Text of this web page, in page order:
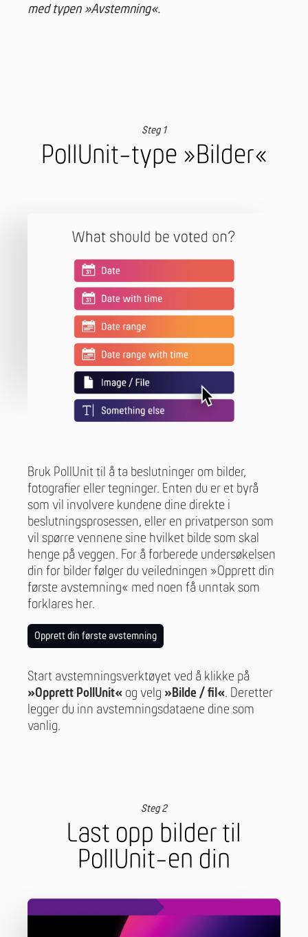
med typen »Avstemning«.
Steg 1
PollUnit-type »Bilder«
Bruk PollUnit til å ta beslutninger om bilder,
fotografier eller tegninger. Enten du er et byrå
som vil involvere kundene dine direkte i
beslutningsprosessen, eller en privatperson som
vil spørre vennene sine hvilket bilde som skal
henge på veggen. For å forberede undersøkelsen
din for bilder følger du veiledningen »Opprett din
første avstemning« med noen få unntak som
forklares her.
Opprett din første avstemning
Start avstemningsverktøyet ved å klikke på
»Opprett PollUnit« og velg »Bilde / fil«. Deretter
legger du inn avstemningsdataene dine som
vanlig.
Steg 2
Last opp bilder til
PollUnit-en din